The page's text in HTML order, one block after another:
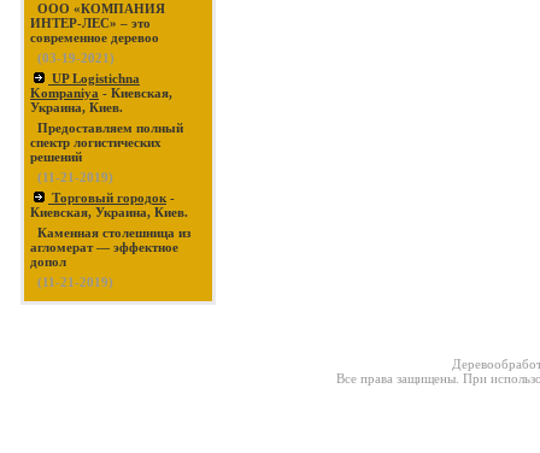
ООО «КОМПАНИЯ
ИНТЕР-ЛЕС» – это
современное деревоо
(03-19-2021)
UP Logistichna
Kompaniya - Киевская,
Украина, Киев.
Предоставляем полный
спектр логистических
решений
(11-21-2019)
Торговый городок -
Киевская, Украина, Киев.
Каменная столешница из
агломерат — эффектное
допол
(11-21-2019)
Все права защищены. При